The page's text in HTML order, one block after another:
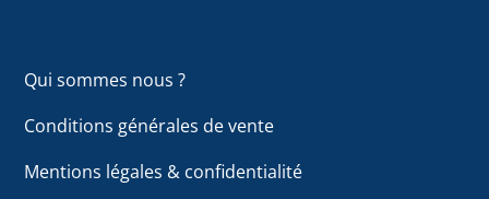
Qui sommes nous ?
Conditions générales de vente
Mentions légales & confidentialité